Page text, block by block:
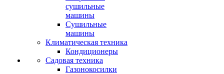
сушильные
машины
Сушильные
машины
Климатическая техника
Кондиционеры
Садовая техника
Газонокосилки